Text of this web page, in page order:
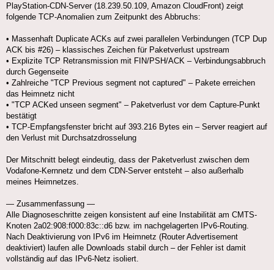
PlayStation-CDN-Server (18.239.50.109, Amazon CloudFront) zeigt
folgende TCP-Anomalien zum Zeitpunkt des Abbruchs:
• Massenhaft Duplicate ACKs auf zwei parallelen Verbindungen (TCP Dup
ACK bis #26) – klassisches Zeichen für Paketverlust upstream
• Explizite TCP Retransmission mit FIN/PSH/ACK – Verbindungsabbruch
durch Gegenseite
• Zahlreiche "TCP Previous segment not captured" – Pakete erreichen
das Heimnetz nicht
• "TCP ACKed unseen segment" – Paketverlust vor dem Capture-Punkt
bestätigt
• TCP-Empfangsfenster bricht auf 393.216 Bytes ein – Server reagiert auf
den Verlust mit Durchsatzdrosselung
Der Mitschnitt belegt eindeutig, dass der Paketverlust zwischen dem
Vodafone-Kernnetz und dem CDN-Server entsteht – also außerhalb
meines Heimnetzes.
— Zusammenfassung —
Alle Diagnoseschritte zeigen konsistent auf eine Instabilität am CMTS-
Knoten 2a02:908:f000:83c::d6 bzw. im nachgelagerten IPv6-Routing.
Nach Deaktivierung von IPv6 im Heimnetz (Router Advertisement
deaktiviert) laufen alle Downloads stabil durch – der Fehler ist damit
vollständig auf das IPv6-Netz isoliert.